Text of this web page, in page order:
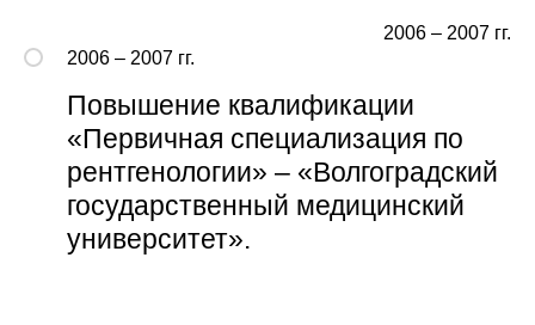
2006 – 2007 гг.
2006 – 2007 гг.
Повышение квалификации
«Первичная специализация по
рентгенологии» – «Волгоградский
государственный медицинский
университет».